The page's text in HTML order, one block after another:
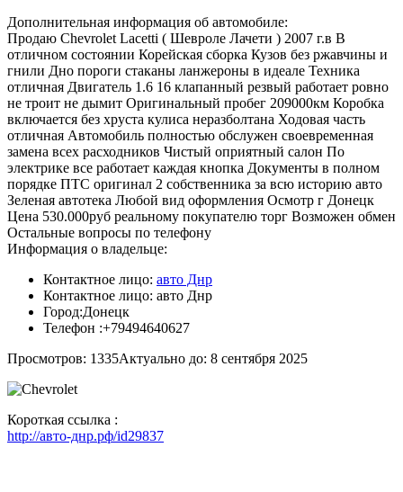
Дополнительная информация об автомобиле:
Продаю Chevrolet Lacetti ( Шевроле Лачети ) 2007 г.в В
отличном состоянии Корейская сборка Кузов без ржавчины и
гнили Дно пороги стаканы ланжероны в идеале Техника
отличная Двигатель 1.6 16 клапанный резвый работает ровно
не троит не дымит Оригинальный пробег 209000км Коробка
включается без хруста кулиса неразболтана Ходовая часть
отличная Автомобиль полностью обслужен своевременная
замена всех расходников Чистый оприятный салон По
электрике все работает каждая кнопка Документы в полном
порядке ПТС оригинал 2 собственника за всю историю авто
Зеленая автотека Любой вид оформления Осмотр г Донецк
Цена 530.000руб реальному покупателю торг Возможен обмен
Остальные вопросы по телефону
Информация о владельце:
Контактное лицо: авто Днр
Контактное лицо: авто Днр
Город:Донецк
Телефон :+79494640627
Просмотров: 1335Актуально до: 8 сентября 2025
Короткая ссылка :
http://авто-днр.рф/id29837